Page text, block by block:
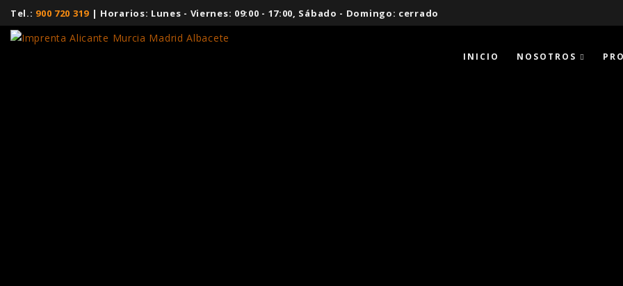
Tel.: 900 720 319| Horarios: Lunes - Viernes: 09:00 - 17:00, Sábado - Domingo: cerrado
INICIO NOSOTROS